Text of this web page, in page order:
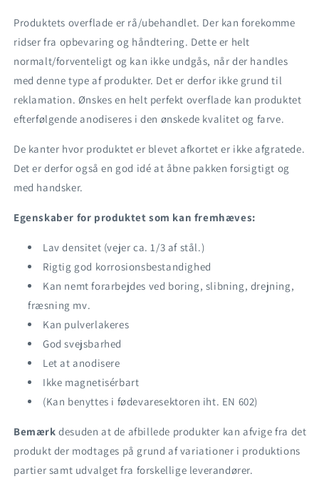
Produktets overflade er rå/ubehandlet. Der kan forekomme
ridser fra opbevaring og håndtering. Dette er helt
normalt/forventeligt og kan ikke undgås, når der handles
med denne type af produkter. Det er derfor ikke grund til
reklamation. Ønskes en helt perfekt overflade kan produktet
efterfølgende anodiseres i den ønskede kvalitet og farve.
De kanter hvor produktet er blevet afkortet er ikke afgratede.
Det er derfor også en god idé at åbne pakken forsigtigt og
med handsker.
Egenskaber for produktet som kan fremhæves:
Lav densitet (vejer ca. 1/3 af stål.)
Rigtig god korrosionsbestandighed
Kan nemt forarbejdes ved boring, slibning, drejning,
fræsning mv.
Kan pulverlakeres
God svejsbarhed
Let at anodisere
Ikke magnetisérbart
(Kan benyttes i fødevaresektoren iht. EN 602)
Bemærk desuden at de afbillede produkter kan afvige fra det
produkt der modtages på grund af variationer i produktions
partier samt udvalget fra forskellige leverandører.